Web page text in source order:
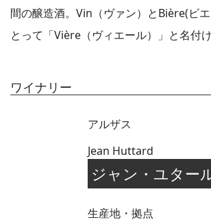
間の醸造酒。Vin（ヴァン）とBière(ビ
とって「Vière（ヴィエール）」と名付け
ワイナリー
アルザス
Jean Huttard
ジャン・ユター
生産地・拠点